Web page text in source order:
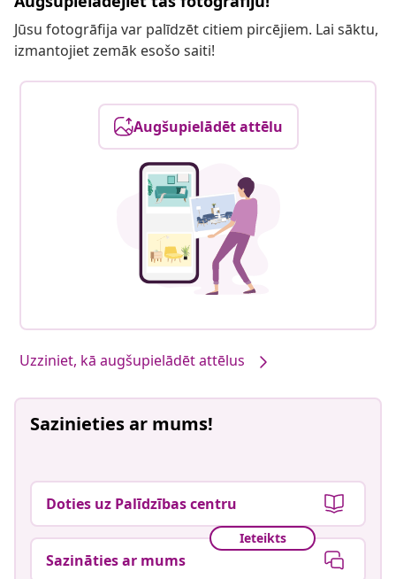
Jūsu fotogrāfija var palīdzēt citiem pircējiem. Lai sāktu,
izmantojiet zemāk esošo saiti!
Augšupielādēt attēlu
Uzziniet, kā augšupielādēt attēlus
Sazinieties ar mums!
Doties uz Palīdzības centru
Ieteikts
Sazināties ar mums